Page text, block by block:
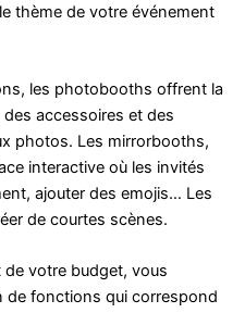
thème de votre événement
les photobooths offrent la
des accessoires et des
photos. Les mirrorbooths,
interactive où les invités
ajouter des emojis… Les
de courtes scènes.
votre budget, vous
de fonctions qui correspond